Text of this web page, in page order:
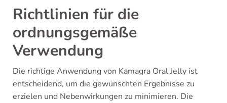
Richtlinien für die
ordnungsgemäße
Verwendung
Die richtige Anwendung von Kamagra Oral Jelly ist
entscheidend, um die gewünschten Ergebnisse zu
erzielen und Nebenwirkungen zu minimieren. Die